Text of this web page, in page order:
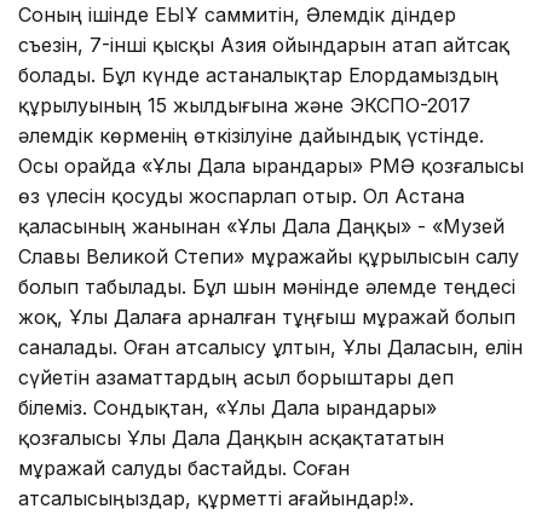
Соның ішінде ЕҚЫҰ саммитін, Әлемдік діндер
съезін, 7-інші қысқы Азия ойындарын атап айтсақ
болады. Бұл күнде астаналықтар Елордамыздың
құрылуының 15 жылдығына және ЭКСПО-2017
әлемдік көрменің өткізілуіне дайындық үстінде.
Осы орайда «Ұлы Дала Қырандары» РҚМӘ қозғалысы
өз үлесін қосуды жоспарлап отыр. Ол Астана
қаласының жанынан «Ұлы Дала Даңқы» - «Музей
Славы Великой Степи» мұражайы құрылысын салу
болып табылады. Бұл шын мәнінде әлемде теңдесі
жоқ, Ұлы Далаға арналған тұңғыш мұражай болып
саналады. Оған атсалысу ұлтын, Ұлы Даласын, елін
сүйетін азаматтардың асыл борыштары деп
білеміз. Сондықтан, «Ұлы Дала Қырандары»
қозғалысы Ұлы Дала Даңқын асқақтататын
мұражай салуды бастайды. Соған
атсалысыңыздар, құрметті ағайындар!».